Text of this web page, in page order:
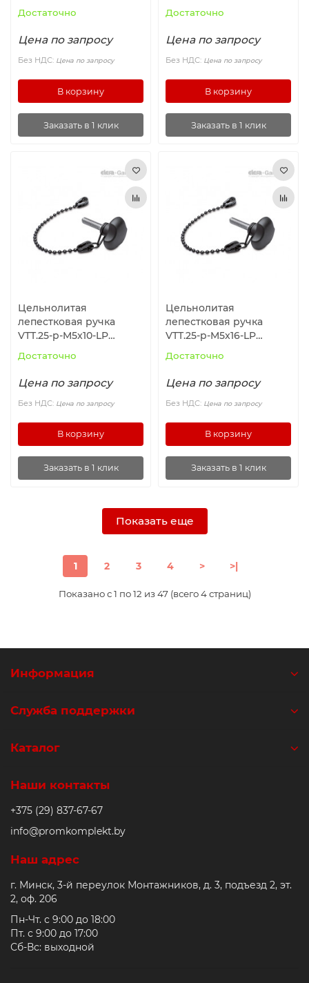
Достаточно
Цена по запросу
Без НДС: Цена по запросу
В корзину
Заказать в 1 клик
Достаточно
Цена по запросу
Без НДС: Цена по запросу
В корзину
Заказать в 1 клик
Цельнолитая
лепестковая ручка
VTT.25-p-M5x10-LP
Достаточно
Цена по запросу
Без НДС: Цена по запросу
В корзину
Заказать в 1 клик
Цельнолитая
лепестковая ручка
VTT.25-p-M5x16-LP
Достаточно
Цена по запросу
Без НДС: Цена по запросу
В корзину
Заказать в 1 клик
Показать еще
1 2 3 4 > >|
Показано с 1 по 12 из 47 (всего 4 страниц)
Информация
Служба поддержки
Каталог
Наши контакты
+375 (29) 837-67-67
info@promkomplekt.by
Наш адрес
г. Минск, 3-й переулок Монтажников, д. 3, подъезд 2, эт.
2, оф. 206
Пн-Чт. с 9:00 до 18:00
Пт. с 9:00 до 17:00
Сб-Вс: выходной